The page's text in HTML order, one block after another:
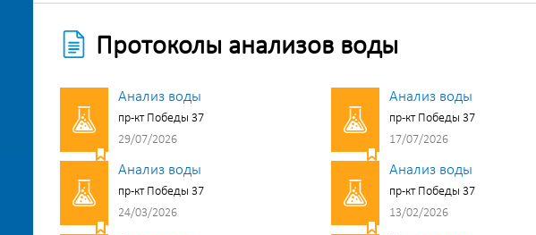
Протоколы анализов воды
Анализ воды
пр-кт Победы 37
29/07/2026
Анализ воды
пр-кт Победы 37
17/07/2026
Анализ воды
пр-кт Победы 37
24/03/2026
Анализ воды
пр-кт Победы 37
13/02/2026